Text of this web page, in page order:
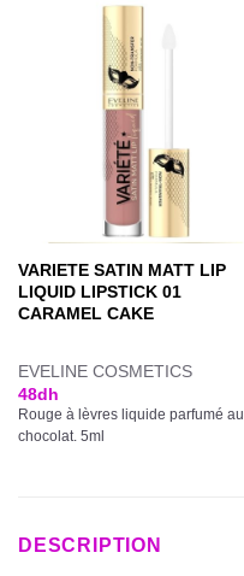
VARIETE SATIN MATT LIP
LIQUID LIPSTICK 01
CARAMEL CAKE
EVELINE COSMETICS
48dh
Rouge à lèvres liquide parfumé au
chocolat. 5ml
DESCRIPTION